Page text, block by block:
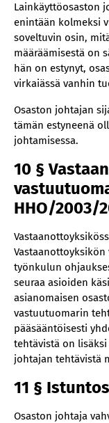
Lainkäyttöosaston
enintään kolmeksi
soveltuvin osin,
määräämisestä on
hän on estynyt,
virkaiässä vanhin
Osaston johtajan
tämän estyneenä
johtamisessa.
10 §
HHO/2003/
työnkulun
seuraa asioiden
asianomaisen
vastuutuomarin
pääsääntöisesti
tehtävistä on
johtajan tehtävistä
11 §
Osaston johtaja